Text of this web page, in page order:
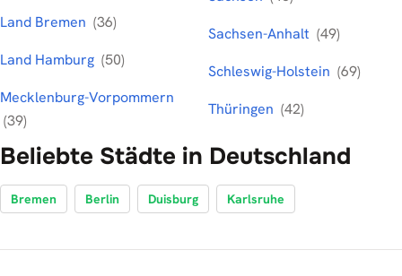
Land Bremen (36)
Land Hamburg (50)
Mecklenburg-Vorpommern
(39)
Sachsen-Anhalt (49)
Schleswig-Holstein (69)
Thüringen (42)
Beliebte Städte in Deutschland
Bremen Berlin Duisburg Karlsruhe